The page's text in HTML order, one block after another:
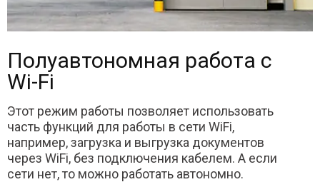
Полуавтономная работа с
Wi-Fi
Этот режим работы позволяет использовать
часть функций для работы в сети WiFi,
например, загрузка и выгрузка документов
через WiFi, без подключения кабелем. А если
сети нет, то можно работать автономно.